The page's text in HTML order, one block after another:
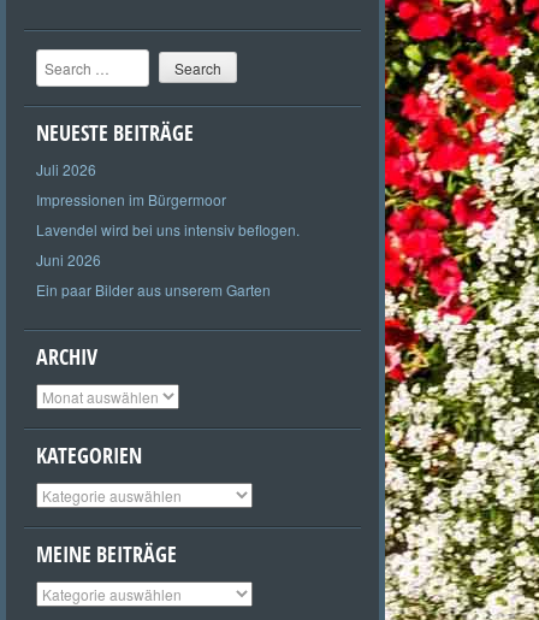
Search
NEUESTE BEITRÄGE
Juli 2026
Impressionen im Bürgermoor
Lavendel wird bei uns intensiv beflogen.
Juni 2026
Ein paar Bilder aus unserem Garten
ARCHIV
Archiv
KATEGORIEN
Kategorien
MEINE BEITRÄGE
Meine
Beiträge